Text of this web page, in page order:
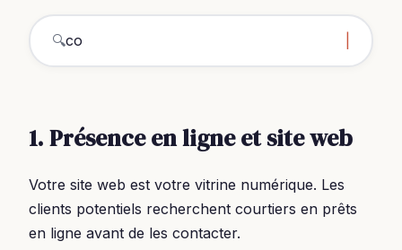
🔍comment trouver c
1. Présence en ligne et site web
Votre site web est votre vitrine numérique. Les
clients potentiels recherchent courtiers en prêts
en ligne avant de les contacter.